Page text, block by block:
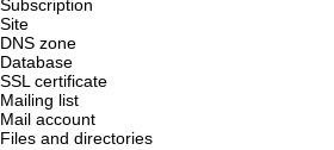
Subscription
Site
DNS zone
Database
SSL certificate
Mailing list
Mail account
Files and directories